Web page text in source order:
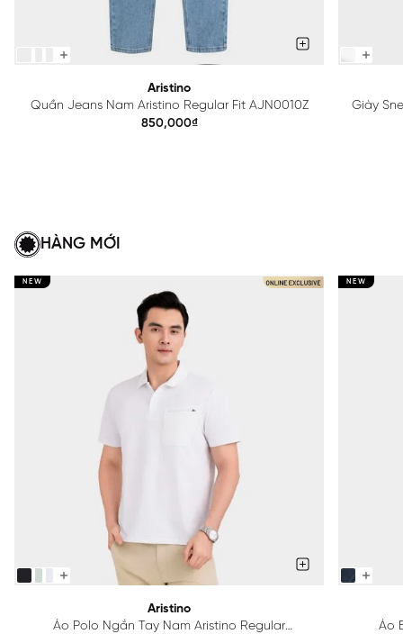
Aristino
Quần Jeans Nam Aristino Regular Fit AJN0010Z
850,000₫
Giày
HÀNG MỚI
NEW
Aristino
Áo Polo Ngắn Tay Nam Aristino Regular
NEW
Áo